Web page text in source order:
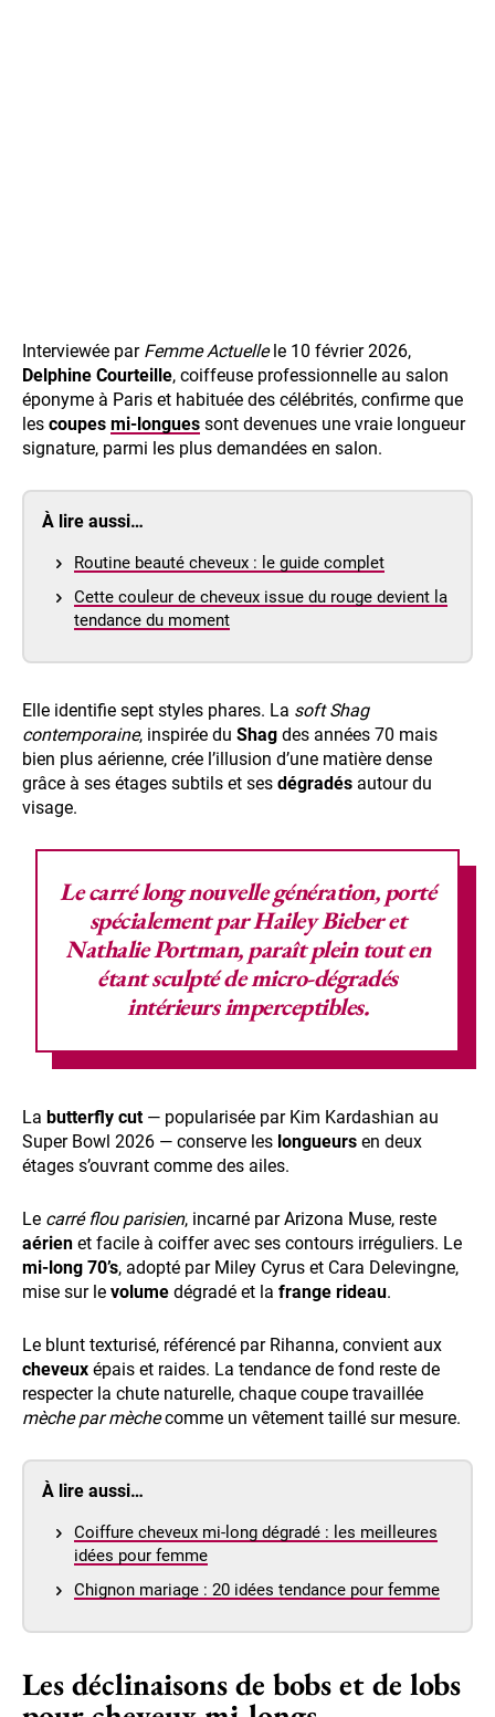
Interviewée par Femme Actuellele 10 février 2026,
Delphine Courteille, coiffeuse professionnelle au salon
éponyme à Paris et habituée des célébrités, confirme que
les coupes mi-longues sont devenues une vraie longueur
signature, parmi les plus demandées en salon.
À lire aussi…
Routine beauté cheveux : le guide complet
Cette couleur de cheveux issue du rouge devient la
tendance du moment
Elle identifie sept styles phares. La soft Shag
contemporaine, inspirée du Shag des années 70 mais
bien plus aérienne, crée l’illusion d’une matière dense
grâce à ses étages subtils et ses dégradés autour du
visage.
Lecarré longnouvelle génération, porté
spécialement par Hailey Bieber et
Nathalie Portman, paraît plein tout en
étant sculpté de micro-dégradés
intérieurs imperceptibles.
La butterfly cut— popularisée par Kim Kardashian au
Super Bowl 2026 — conserve les longueurs en deux
étages s’ouvrant comme des ailes.
Le carré flou parisien, incarné par Arizona Muse, reste
aérien et facile à coiffer avec ses contours irréguliers. Le
mi-long 70’s, adopté par Miley Cyrus et Cara Delevingne,
mise sur le volume dégradé et la frange rideau.
Le blunt texturisé, référencé par Rihanna, convient aux
cheveux épais et raides. La tendance de fond reste de
respecter la chute naturelle, chaque coupe travaillée
mèche par mèchecomme un vêtement taillé sur mesure.
À lire aussi…
Coiffure cheveux mi-long dégradé : les meilleures
idées pour femme
Chignon mariage : 20 idées tendance pour femme
Les déclinaisons de bobs et de lobs